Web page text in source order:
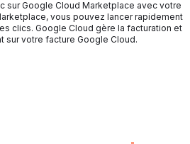
sur Google Cloud Marketplace avec votre
vous pouvez lancer rapidement
clics. Google Cloud gère la facturation et
sur votre facture Google Cloud.